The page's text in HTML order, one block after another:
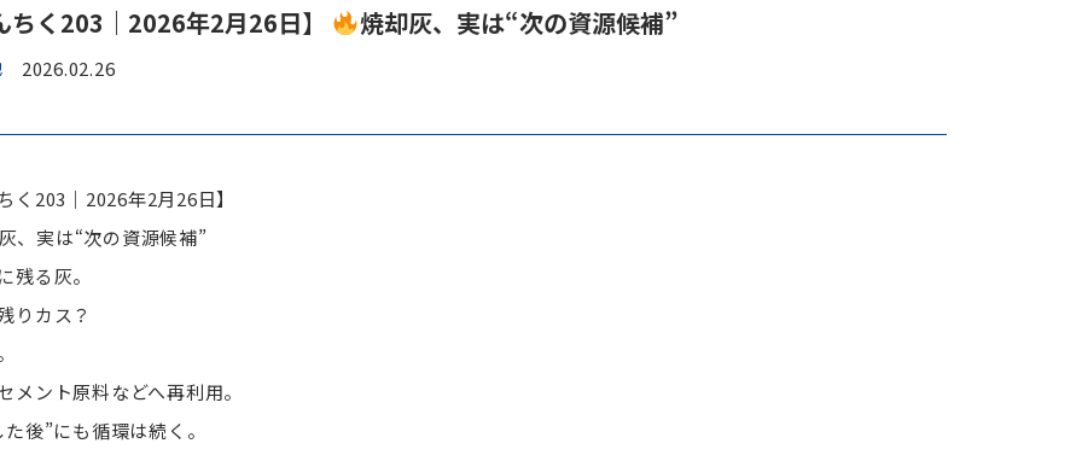
ちく203｜2026年2月26日】 焼却灰、実は“次の資源候補”
2026.02.26
く203｜2026年2月26日】
、実は“次の資源候補”
残る灰。
りカス？
メント原料などへ再利用。
後”にも循環は続く。